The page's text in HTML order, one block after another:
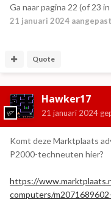
Ga naar pagina 22 (of 23
21 januari 2024
Quote
Hawker17
21 januari 2024
Komt deze Marktplaats
P2000-techneuten hier?
https://
computers/